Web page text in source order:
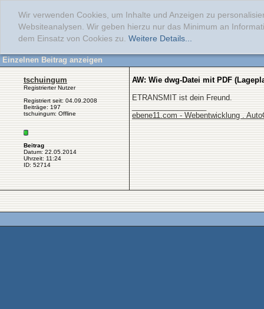
Wir verwenden Cookies, um Inhalte und Anzeigen zu
Websiteanalysen. Wir geben hierzu nur das Minimum an
dem Einsatz von Cookies zu. Weitere Details...
Einzelnen Beitrag anzeigen
tschuingum
Registrierter Nutzer
Registriert seit: 04.09.2008
Beiträge: 197
tschuingum: Offline
Beitrag
Datum: 22.05.2014
Uhrzeit: 11:24
ID: 52714
AW: Wie dwg-Datei mit PDF
ETRANSMIT ist dein Freund.
ebene11.com - Webentwicklung .